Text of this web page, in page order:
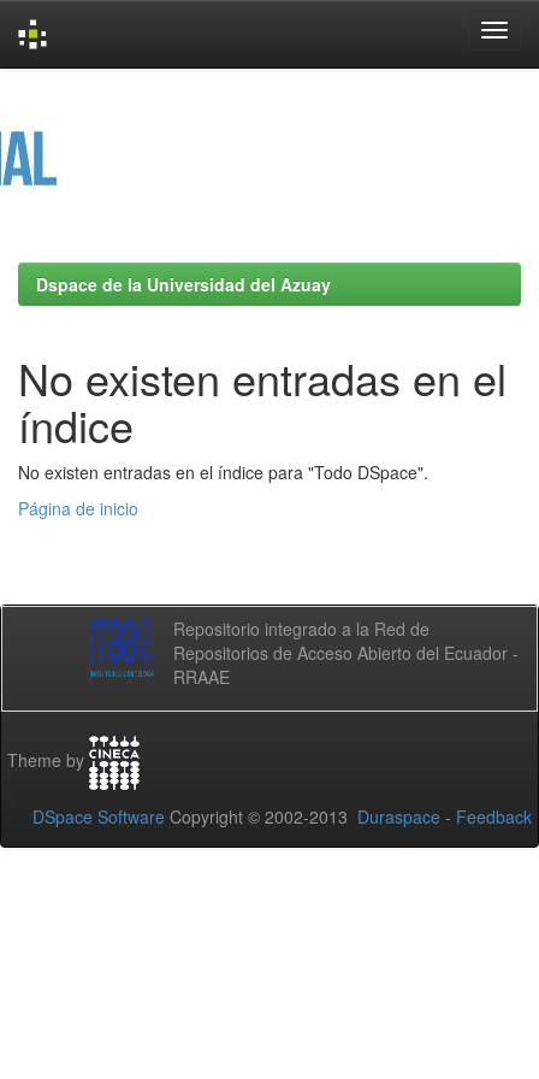
Dspace de la Universidad del Azuay
No existen entradas en el
índice
No existen entradas en el índice para "Todo DSpace".
Página de inicio
Repositorio integrado a la Red de
Repositorios de Acceso Abierto del Ecuador -
RRAAE
Theme by
DSpace Software Copyright © 2002-2013 Duraspace - Feedback